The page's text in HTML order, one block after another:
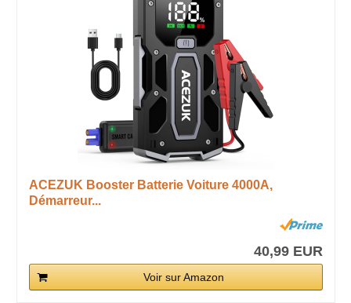
ACEZUK Booster Batterie Voiture 4000A,
Démarreur...
40,99 EUR
Voir sur Amazon